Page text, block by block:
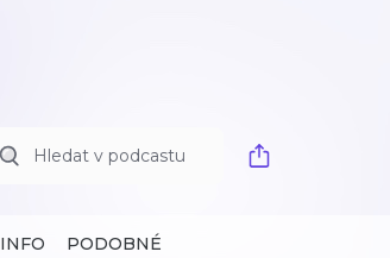
INFO PODOBNÉ